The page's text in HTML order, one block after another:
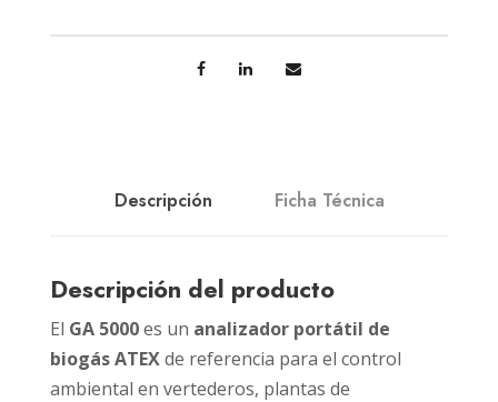
Descripción Ficha Técnica
Descripción del producto
El GA 5000es un analizador portátil de
biogás ATEXde referencia para el control
ambiental en vertederos, plantas de